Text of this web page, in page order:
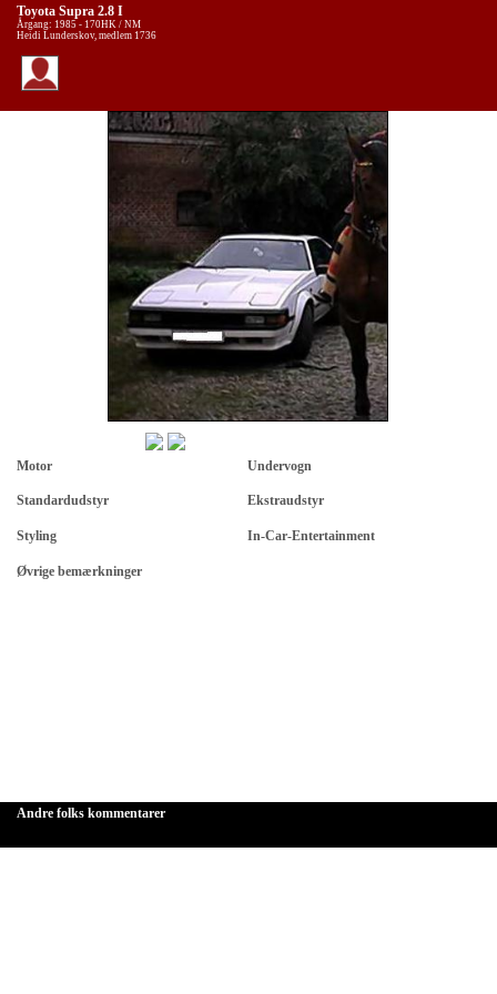
Toyota Supra 2.8 I
Årgang: 1985 - 170HK / NM
Heidi Lunderskov, medlem 1736
Motor Undervogn
Standardudstyr Ekstraudstyr
Styling In-Car-Entertainment
Øvrige bemærkninger
Andre folks kommentarer